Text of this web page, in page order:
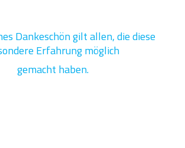
Dankeschön gilt allen, die diese
Erfahrung möglich
gemacht haben.